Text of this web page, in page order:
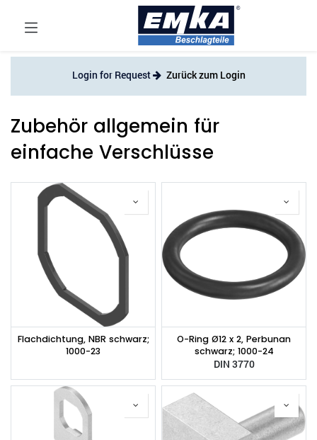
Login for Request Zurück zum Login
Zubehör allgemein für
einfache Verschlüsse
Flachdichtung, NBR schwarz;
1000-23
O-Ring Ø12 x 2, Perbunan
schwarz; 1000-24
DIN 3770